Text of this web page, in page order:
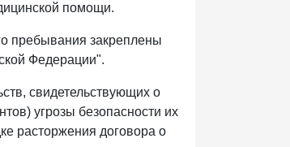
помощи.
пребывания закреплены
Федерации".
свидетельствующих о
угрозы безопасности их
расторжения договора о